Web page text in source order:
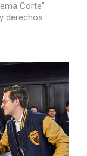
Corte”
derechos